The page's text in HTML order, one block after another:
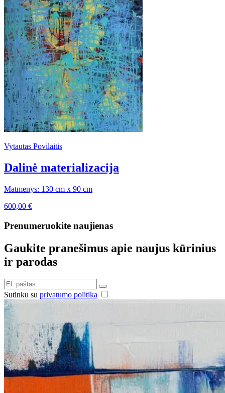
Vytautas Povilaitis
Dalinė materializacija
Matmenys: 130 cm x 90 cm
600,00 €
Prenumeruokite naujienas
Gaukite pranešimus apie naujus kūrinius
ir parodas
Sutinku su privatumo politika